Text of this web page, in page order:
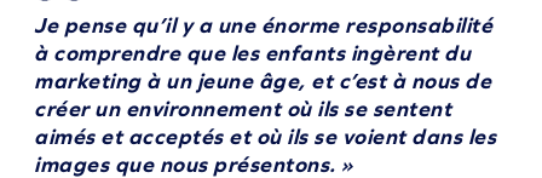
Je pense qu’il y a une énorme responsabilité
à comprendre que les enfants ingèrent du
marketing à un jeune âge, et c’est à nous de
créer un environnement où ils se sentent
aimés et acceptés et où ils se voient dans les
images que nous présentons. »